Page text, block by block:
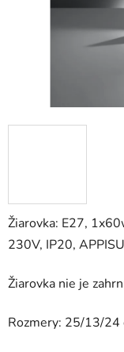
Žiarovka: E27,
230V, IP20,
Žiarovka nie je
Rozmery: 25/13/24